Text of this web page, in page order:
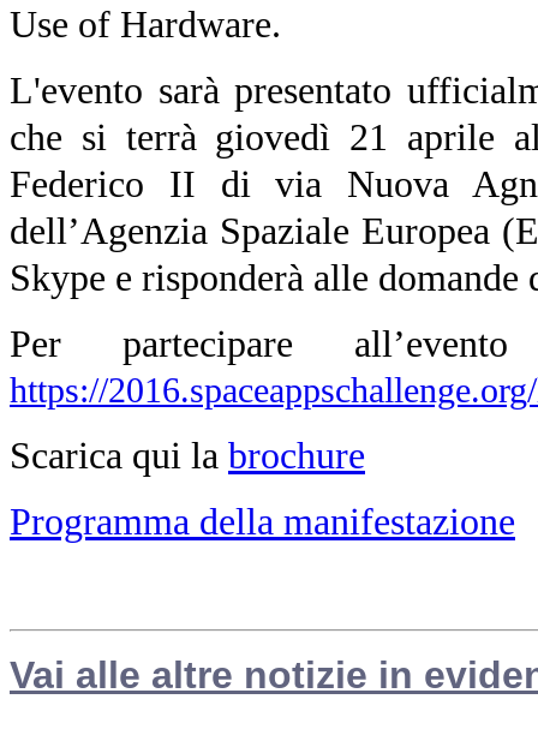
Use of Hardware.
L'evento sarà presentato
che si terrà giovedì 21 aprile
Federico II di via Nuova
dell’Agenzia Spaziale Europea
Skype e risponderà alle
Per partecipare
https://
Scarica qui la brochure
Programma della manifestazione
Vai alle altre notizie in